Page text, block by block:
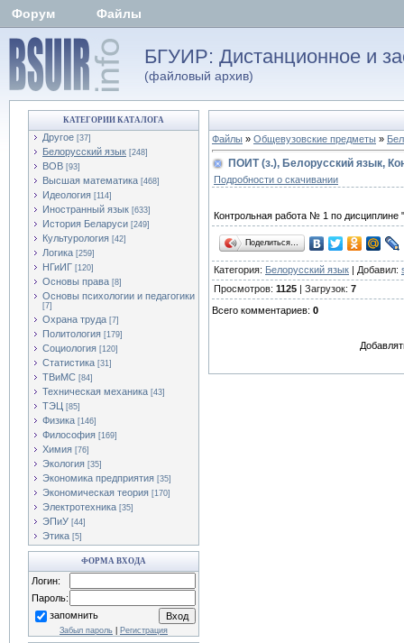
Форум Файлы
БГУИР: Дистанционное и
(файловый архив)
КАТЕГОРИИ КАТАЛОГА
Другое [37]
Белорусский язык [248]
ВОВ [93]
Высшая математика [468]
Идеология [114]
Иностранный язык [633]
История Беларуси [249]
Культурология [42]
Логика [259]
НГиИГ [120]
Основы права [8]
Основы психологии и педагогики
[7]
Охрана труда [7]
Политология [179]
Социология [120]
Статистика [31]
ТВиМС [84]
Техническая механика [43]
ТЭЦ [85]
Физика [146]
Философия [169]
Химия [76]
Экология [35]
Экономика предприятия [35]
Экономическая теория [170]
Электротехника [35]
ЭПиУ [44]
Этика [5]
ФОРМА ВХОДА
Логин:
Пароль:
запомнить
Забыл пароль Регистрация
Файлы » Общевузовские предметы »
ПОИТ (з.), Белорусский язык,
Подробности о скачивании
Контрольная работа № 1 по дисциплине
Поделиться…
Категория: Белорусский язык | Добавил:
Просмотров: 1125 | Загрузок: 7
Всего комментариев: 0